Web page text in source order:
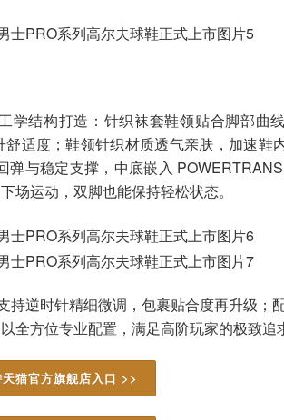
学结构打造：针织袜套鞋领贴合脚部曲
适度；鞋领针织材质透气亲肤，加速鞋
与稳定支撑，中底嵌入
场运动，双脚也能保持轻松状态。
持逆时针精细微调，包裹贴合度再升级；
方位专业配置，满足高阶玩家的极致追
猫官方旗舰店入口 >>